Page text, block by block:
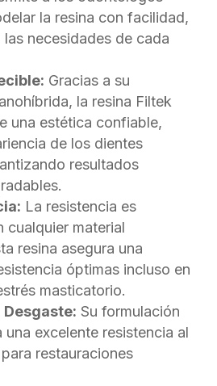
la resina con facilidad,
necesidades de cada
Gracias a su
la resina Filtek
una estética confiable,
de los dientes
resultados
La resistencia es
cualquier material
resina asegura una
óptimas incluso en
masticatorio.
Desgaste: Su formulación
una excelente resistencia al
restauraciones